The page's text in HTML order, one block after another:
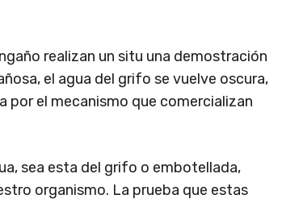
realizan un situ una demostración
el agua del grifo se vuelve oscura,
por el mecanismo que comercializan
sea esta del grifo o embotellada,
organismo. La prueba que estas